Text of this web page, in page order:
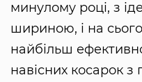
минулому році, з
шириною, і на
найбільш
навісних косарок